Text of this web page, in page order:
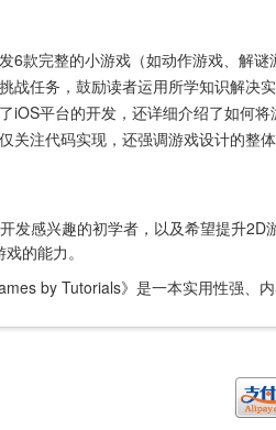
6款完整的小游戏（如动作游戏、解
战任务，鼓励读者运用所学知识解决
iOS平台的开发，还详细介绍了如何
关注代码实现，还强调游戏设计的整
发感兴趣的初学者，以及希望提升
的能力。
by Tutorials》是一本实用性强、